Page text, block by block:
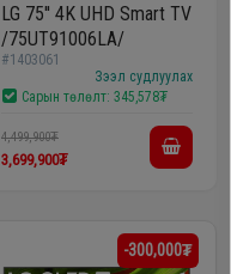
LG 75'' 4K UHD Smart TV
/75UT91006LA/
#1403061
Зээл судлуулах
Сарын төлөлт: 345,578₮
4,499,900₮
3,699,900₮
-300,000₮